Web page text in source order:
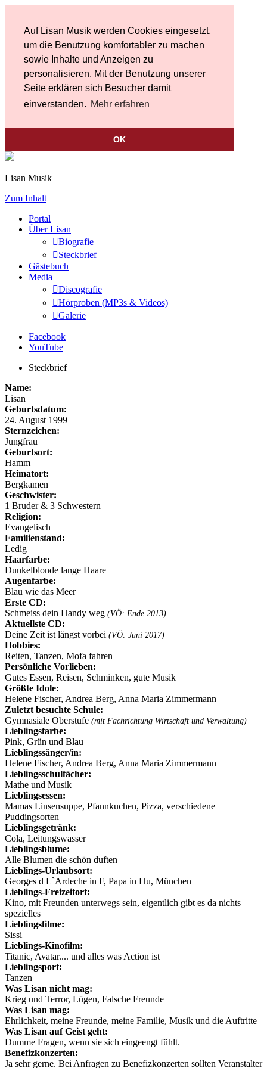
Auf Lisan Musik werden Cookies eingesetzt,
um die Benutzung komfortabler zu machen
sowie Inhalte und Anzeigen zu
personalisieren. Mit der Benutzung unserer
Seite erklären sich Besucher damit
einverstanden. Mehr erfahren
OK
Lisan Musik
Zum Inhalt
Portal
Über Lisan
Biografie
Steckbrief
Gästebuch
Media
Discografie
Hörproben (MP3s & Videos)
Galerie
Facebook
YouTube
Steckbrief
Name:
Lisan
Geburtsdatum:
24. August 1999
Sternzeichen:
Jungfrau
Geburtsort:
Hamm
Heimatort:
Bergkamen
Geschwister:
1 Bruder & 3 Schwestern
Religion:
Evangelisch
Familienstand:
Ledig
Haarfarbe:
Dunkelblonde lange Haare
Augenfarbe:
Blau wie das Meer
Erste CD:
Schmeiss dein Handy weg (VÖ: Ende 2013)
Aktuellste CD:
Deine Zeit ist längst vorbei (VÖ: Juni 2017)
Hobbies:
Reiten, Tanzen, Mofa fahren
Persönliche Vorlieben:
Gutes Essen, Reisen, Schminken, gute Musik
Größte Idole:
Helene Fischer, Andrea Berg, Anna Maria Zimmermann
Zuletzt besuchte Schule:
Gymnasiale Oberstufe (mit Fachrichtung Wirtschaft und Verwaltung)
Lieblingsfarbe:
Pink, Grün und Blau
Lieblingssänger/in:
Helene Fischer, Andrea Berg, Anna Maria Zimmermann
Lieblingsschulfächer:
Mathe und Musik
Lieblingsessen:
Mamas Linsensuppe, Pfannkuchen, Pizza, verschiedene
Puddingsorten
Lieblingsgetränk:
Cola, Leitungswasser
Lieblingsblume:
Alle Blumen die schön duften
Lieblings-Urlaubsort:
Georges d L`Ardeche in F, Papa in Hu, München
Lieblings-Freizeitort:
Kino, mit Freunden unterwegs sein, eigentlich gibt es da nichts
spezielles
Lieblingsfilme:
Sissi
Lieblings-Kinofilm:
Titanic, Avatar.... und alles was Action ist
Lieblingsport:
Tanzen
Was Lisan nicht mag:
Krieg und Terror, Lügen, Falsche Freunde
Was Lisan mag:
Ehrlichkeit, meine Freunde, meine Familie, Musik und die Auftritte
Was Lisan auf Geist geht:
Dumme Fragen, wenn sie sich eingeengt fühlt.
Benefizkonzerten:
Ja sehr gerne. Bei Anfragen zu Benefizkonzerten sollten Veranstalter